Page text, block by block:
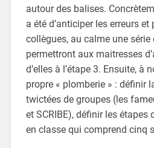
autour des balises.
a été d’anticiper les erreurs et
collègues, au calme une
permettront aux maitresses
d’elles à l’étape 3. Ensuite, à
propre « plomberie » : définir
twictées de groupes (les
et SCRIBE), définir les étapes
en classe qui comprend cinq